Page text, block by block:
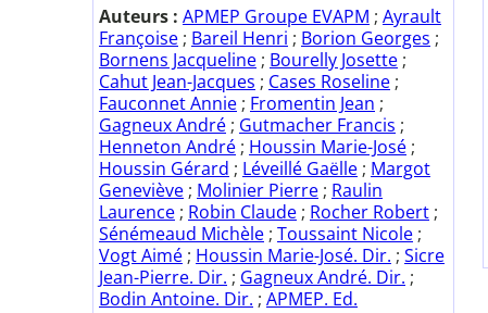
Auteurs : APMEP Groupe EVAPM ; Ayrault
Françoise ; Bareil Henri ; Borion Georges ;
Bornens Jacqueline ; Bourelly Josette ;
Cahut Jean-Jacques ; Cases Roseline ;
Fauconnet Annie ; Fromentin Jean ;
Gagneux André ; Gutmacher Francis ;
Henneton André ; Houssin Marie-José ;
Houssin Gérard ; Léveillé Gaëlle ; Margot
Geneviève ; Molinier Pierre ; Raulin
Laurence ; Robin Claude ; Rocher Robert ;
Sénémeaud Michèle ; Toussaint Nicole ;
Vogt Aimé ; Houssin Marie-José. Dir. ; Sicre
Jean-Pierre. Dir. ; Gagneux André. Dir. ;
Bodin Antoine. Dir. ; APMEP. Ed.